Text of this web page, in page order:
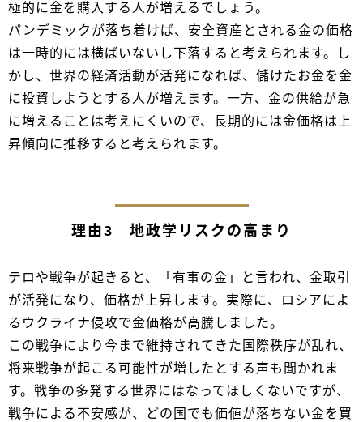
極的に金を購入する人が増えるでしょう。
パンデミックが落ち着けば、安全資産とされる金の価格
は一時的には横ばいないし下落すると考えられます。し
かし、世界の経済活動が活発になれば、儲けたお金を金
に投資しようとする人が増えます。一方、金の供給が急
に増えることは考えにくいので、長期的には金価格は上
昇傾向に推移すると考えられます。
理由3 地政学リスクの高まり
テロや戦争が起きると、「有事の金」と言われ、金取引
が活発になり、価格が上昇します。実際に、ロシアによ
るウクライナ侵攻で金価格が高騰しました。
この戦争により今まで維持されてきた国際秩序が乱れ、
将来戦争が起こる可能性が増したとする声も聞かれま
す。戦争の多発する世界にはなってほしくないですが、
戦争による不安感が、どの国でも価値が落ちない金を買